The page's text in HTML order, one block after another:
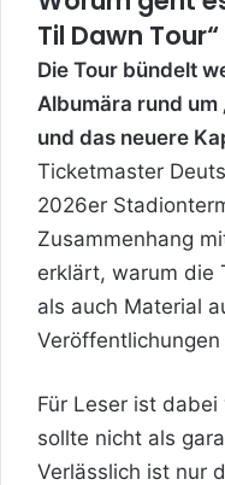
Til Dawn
Die Tour bündelt
Albumära rund um
und das neuere
Ticketmaster
2026er
Zusammenhang
erklärt, warum die
als auch Material
Für Leser ist
sollte nicht als
Verlässlich ist nur